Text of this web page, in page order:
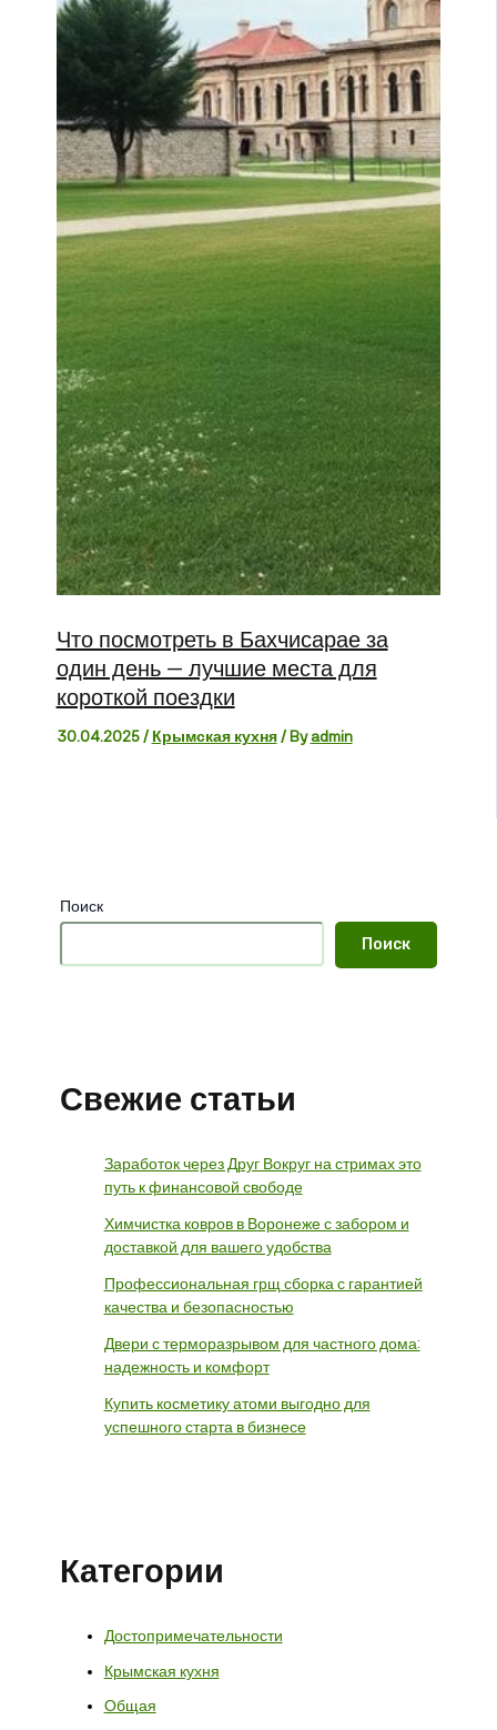
Что посмотреть в Бахчисарае за
один день — лучшие места для
короткой поездки
30.04.2025/ Крымская кухня/ Byadmin
Поиск
Поиск
Свежие статьи
Заработок через Друг Вокруг на стримах это
путь к финансовой свободе
Химчистка ковров в Воронеже с забором и
доставкой для вашего удобства
Профессиональная грщ сборка с гарантией
качества и безопасностью
Двери с терморазрывом для частного дома:
надежность и комфорт
Купить косметику атоми выгодно для
успешного старта в бизнесе
Категории
Достопримечательности
Крымская кухня
Общая